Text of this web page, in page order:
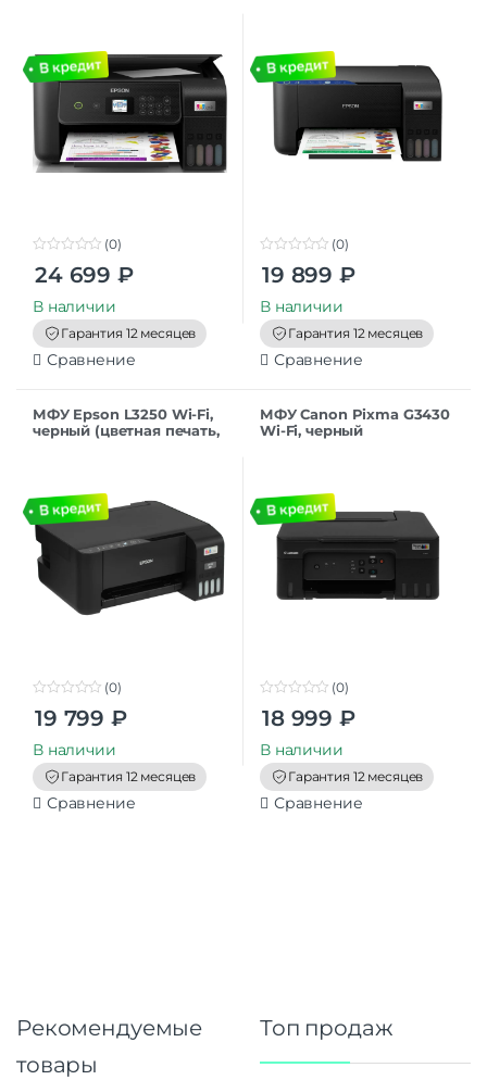
o
t
o
f
5
(0)
24 699 ₽
В наличии
Гарантия 12 месяцев
Сравнение
t
o
f
5
(0)
19 899 ₽
В наличии
Гарантия 12 месяцев
Сравнение
МФУ Epson L3250 Wi-Fi,
черный (цветная печать,
t
o
f
5
(0)
19 799 ₽
В наличии
Гарантия 12 месяцев
Сравнение
МФУ Canon Pixma G3430
Wi-Fi, черный
t
o
f
5
(0)
18 999 ₽
В наличии
Гарантия 12 месяцев
Сравнение
Рекомендуемые
товары
Топ продаж